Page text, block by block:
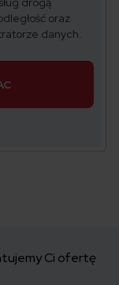
oraz
danych.
Ci ofertę